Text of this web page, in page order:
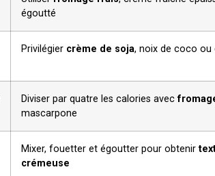
égoutté
Privilégier crème de soja, noix de coco ou
Diviser par quatre les calories avec
mascarpone
Mixer, fouetter et égoutter pour obtenir
crémeuse